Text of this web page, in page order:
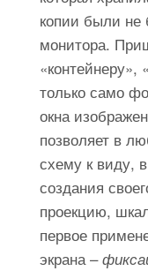
копии были
монитора.
«контейнеру»,
только само
окна
позволяет в
схему к виду,
создания
проекцию,
первое
экрана –